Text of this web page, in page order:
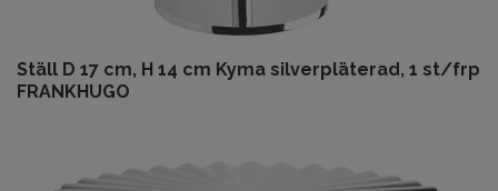
Ställ D 17 cm, H 14 cm Kyma silverpläterad, 1 st/frp
FRANKHUGO